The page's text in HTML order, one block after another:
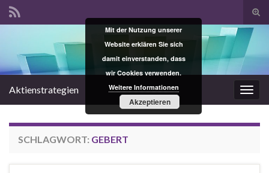
Search for:
Aktienstrategien
SCHLAGWORT: GEBERT
Mit der Nutzung unserer
Website erklären Sie sich
damit einverstanden, dass
wir Cookies verwenden.
Weitere Informationen
Akzeptieren